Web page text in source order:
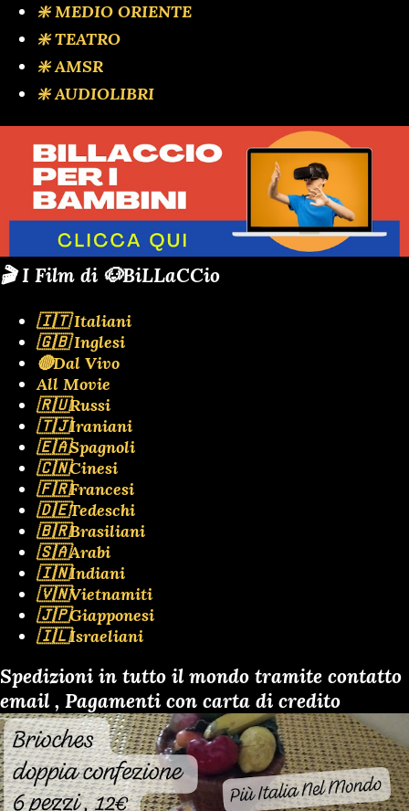
❇️ MEDIO ORIENTE
❇️ TEATRO
❇️ AMSR
❇️ AUDIOLIBRI
🎬 I Film di 🐶BiLLaCCio
🇮🇹 Italiani
🇬🇧 Inglesi
🔴Dal Vivo
All Movie
🇷🇺Russi
🇹🇯Iraniani
🇪🇦Spagnoli
🇨🇳Cinesi
🇫🇷Francesi
🇩🇪Tedeschi
🇧🇷Brasiliani
🇸🇦Arabi
🇮🇳Indiani
🇻🇳Vietnamiti
🇯🇵Giapponesi
🇮🇱Israeliani
Spedizioni in tutto il mondo tramite contatto
email , Pagamenti con carta di credito